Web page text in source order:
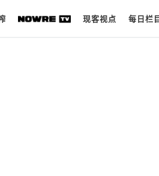
现客视点 每日栏